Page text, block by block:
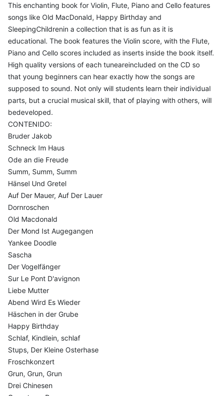
This enchanting book for Violin, Flute, Piano and Cello features
songs like Old MacDonald, Happy Birthday and
SleepingChildrenin a collection that is as fun as it is
educational. The book features the Violin score, with the Flute,
Piano and Cello scores included as inserts inside the book itself.
High quality versions of each tuneareincluded on the CD so
that young beginners can hear exactly how the songs are
supposed to sound. Not only will students learn their individual
parts, but a crucial musical skill, that of playing with others, will
bedeveloped.
CONTENIDO:
Bruder Jakob
Schneck Im Haus
Ode an die Freude
Summ, Summ, Summ
Hänsel Und Gretel
Auf Der Mauer, Auf Der Lauer
Dornroschen
Old Macdonald
Der Mond Ist Augegangen
Yankee Doodle
Sascha
Der Vogelfänger
Sur Le Pont D'avignon
Liebe Mutter
Abend Wird Es Wieder
Häschen in der Grube
Happy Birthday
Schlaf, Kindlein, schlaf
Stups, Der Kleine Osterhase
Froschkonzert
Grun, Grun, Grun
Drei Chinesen